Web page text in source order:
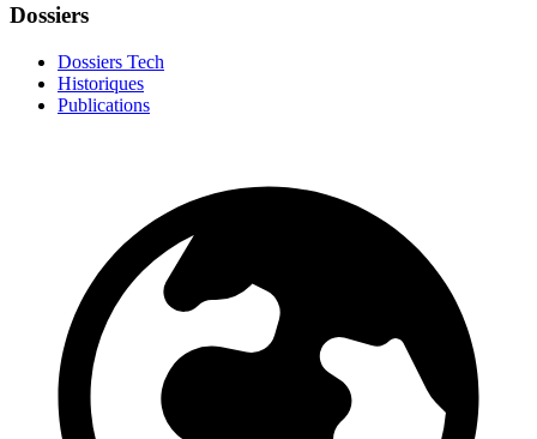
Dossiers
Dossiers Tech
Historiques
Publications